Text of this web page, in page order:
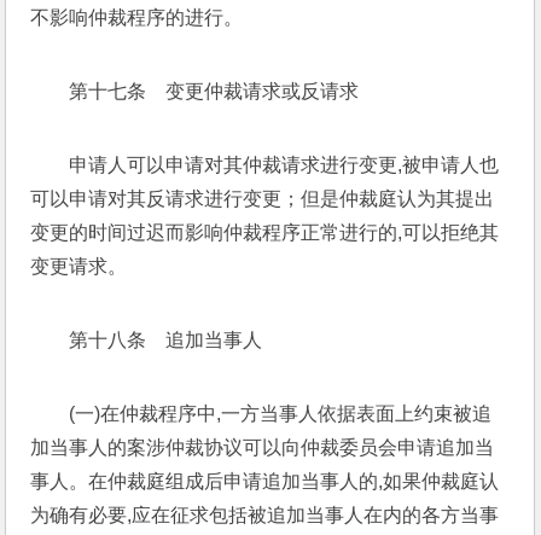
不影响仲裁程序的进行。
第十七条　变更仲裁请求或反请求
申请人可以申请对其仲裁请求进行变更,被申请人也
可以申请对其反请求进行变更；但是仲裁庭认为其提出
变更的时间过迟而影响仲裁程序正常进行的,可以拒绝其
变更请求。
第十八条　追加当事人
(一)在仲裁程序中,一方当事人依据表面上约束被追
加当事人的案涉仲裁协议可以向仲裁委员会申请追加当
事人。在仲裁庭组成后申请追加当事人的,如果仲裁庭认
为确有必要,应在征求包括被追加当事人在内的各方当事